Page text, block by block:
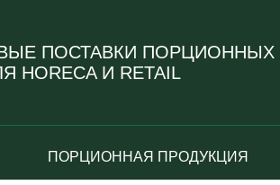
ПОСТАВКИ ПОРЦИОННЫХ
И RETAIL
ПОРЦИОННАЯ ПРОДУКЦИЯ